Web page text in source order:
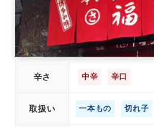
辛さ 中辛 辛口
取扱い 一本もの 切れ子